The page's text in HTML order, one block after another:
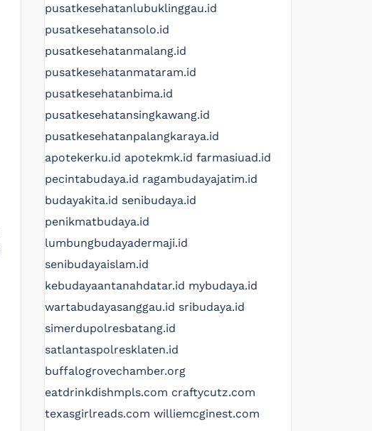
pusatkesehatanlubuklinggau.id
pusatkesehatansolo.id
pusatkesehatanmalang.id
pusatkesehatanmataram.id
pusatkesehatanbima.id
pusatkesehatansingkawang.id
pusatkesehatanpalangkaraya.id
apotekerku.id apotekmk.id farmasiuad.id
pecintabudaya.id ragambudayajatim.id
budayakita.id senibudaya.id
penikmatbudaya.id
lumbungbudayadermaji.id
senibudayaislam.id
kebudayaantanahdatar.id mybudaya.id
wartabudayasanggau.id sribudaya.id
simerdupolresbatang.id
satlantaspolresklaten.id
buffalogrovechamber.org
eatdrinkdishmpls.com craftycutz.com
texasgirlreads.com williemcginest.com